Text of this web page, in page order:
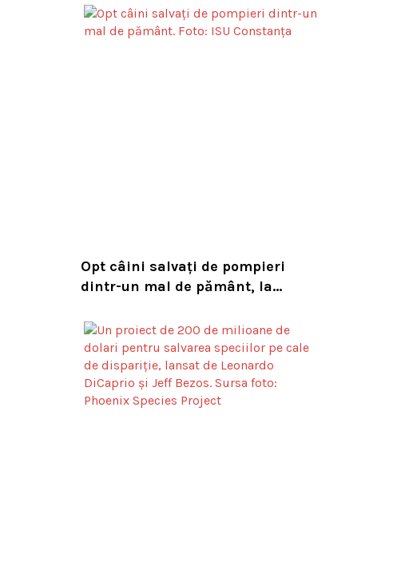
readuce prădătorul dispărut în
habitatul său natural
Opt câini salvați de pompieri
dintr-un mal de pământ, la
în timpul unor lucrări VIDEO